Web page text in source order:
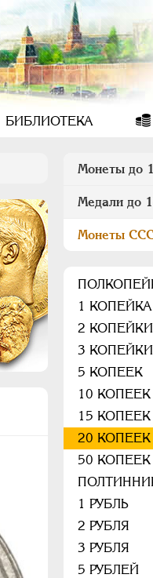
БИБЛИОТЕКА
Монеты до
Медали до
Монеты
1 КОПЕЙКА
2 КОПЕЙКИ
3 КОПЕЙКИ
5 КОПЕЕК
10 КОПЕЕК
15 КОПЕЕК
20 КОПЕЕК
50 КОПЕЕК
1 РУБЛЬ
2 РУБЛЯ
3 РУБЛЯ
5 РУБЛЕЙ